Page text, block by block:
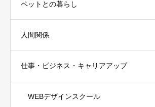
ペットとの暮らし
人間関係
仕事・ビジネス・キャリアアップ
WEBデザインスクール